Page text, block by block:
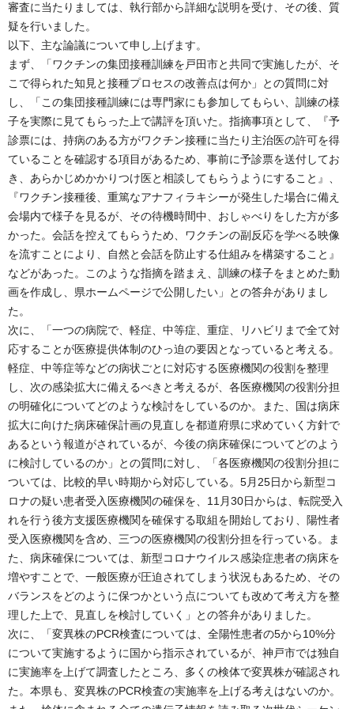
審査に当たりましては、執行部から詳細な説明を受け、その後、質
疑を行いました。
以下、主な論議について申し上げます。
まず、「ワクチンの集団接種訓練を戸田市と共同で実施したが、そ
こで得られた知見と接種プロセスの改善点は何か」との質問に対
し、「この集団接種訓練には専門家にも参加してもらい、訓練の様
子を実際に見てもらった上で講評を頂いた。指摘事項として、『予
診票には、持病のある方がワクチン接種に当たり主治医の許可を得
ていることを確認する項目があるため、事前に予診票を送付してお
き、あらかじめかかりつけ医と相談してもらうようにすること』、
『ワクチン接種後、重篤なアナフィラキシーが発生した場合に備え
会場内で様子を見るが、その待機時間中、おしゃべりをした方が多
かった。会話を控えてもらうため、ワクチンの副反応を学べる映像
を流すことにより、自然と会話を防止する仕組みを構築すること』
などがあった。このような指摘を踏まえ、訓練の様子をまとめた動
画を作成し、県ホームページで公開したい」との答弁がありまし
た。
次に、「一つの病院で、軽症、中等症、重症、リハビリまで全て対
応することが医療提供体制のひっ迫の要因となっていると考える。
軽症、中等症等などの病状ごとに対応する医療機関の役割を整理
し、次の感染拡大に備えるべきと考えるが、各医療機関の役割分担
の明確化についてどのような検討をしているのか。また、国は病床
拡大に向けた病床確保計画の見直しを都道府県に求めていく方針で
あるという報道がされているが、今後の病床確保についてどのよう
に検討しているのか」との質問に対し、「各医療機関の役割分担に
ついては、比較的早い時期から対応している。5月25日から新型コ
ロナの疑い患者受入医療機関の確保を、11月30日からは、転院受入
れを行う後方支援医療機関を確保する取組を開始しており、陽性者
受入医療機関を含め、三つの医療機関の役割分担を行っている。ま
た、病床確保については、新型コロナウイルス感染症患者の病床を
増やすことで、一般医療が圧迫されてしまう状況もあるため、その
バランスをどのように保つかという点についても改めて考え方を整
理した上で、見直しを検討していく」との答弁がありました。
次に、「変異株のPCR検査については、全陽性患者の5から10%分
について実施するように国から指示されているが、神戸市では独自
に実施率を上げて調査したところ、多くの検体で変異株が確認され
た。本県も、変異株のPCR検査の実施率を上げる考えはないのか。